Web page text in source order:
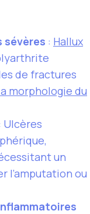
: Hallux
de fractures
morphologie du
Ulcères
un
l’amputation ou